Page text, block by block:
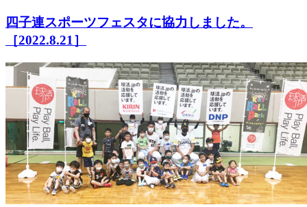
四子連スポーツフェスタに協力しました。
［2022.8.21］